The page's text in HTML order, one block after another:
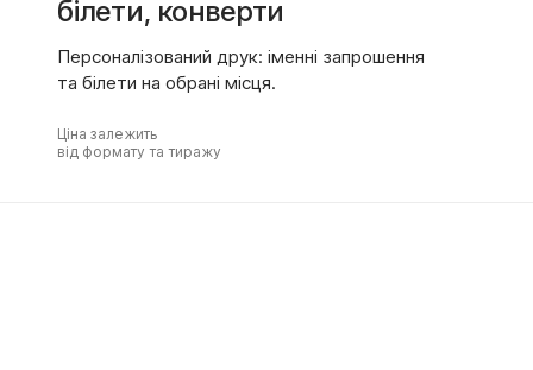
білети, конверти
Персоналізований друк: іменні запрошення
та білети на обрані місця.
Ціна залежить
від формату та тиражу